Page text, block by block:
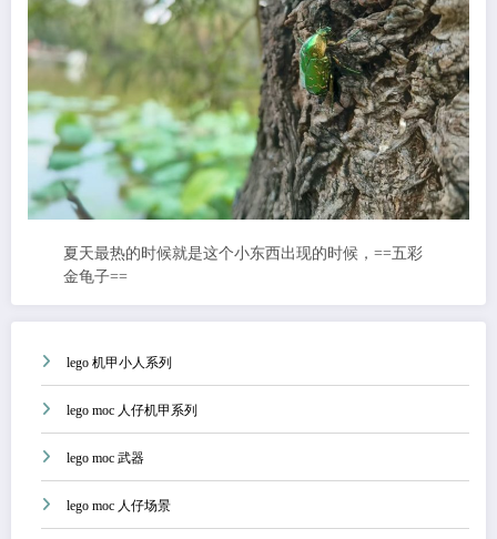
夏天最热的时候就是这个小东西出现的时候，==五彩
金龟子==
lego 机甲小人系列
lego moc 人仔机甲系列
lego moc 武器
lego moc 人仔场景